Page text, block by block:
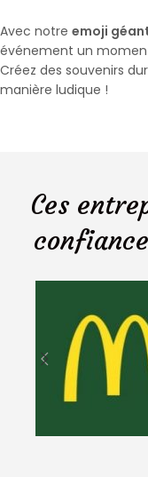
Avec notre emoji
événement un
Créez des souvenirs
manière ludique !
Ces